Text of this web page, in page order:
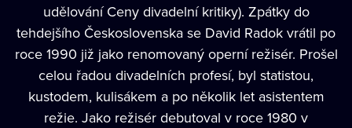
udělování Ceny divadelní kritiky). Zpátky do
tehdejšího Československa se David Radok vrátil po
roce 1990 již jako renomovaný operní režisér. Prošel
celou řadou divadelních profesí, byl statistou,
kustodem, kulisákem a po několik let asistentem
režie. Jako režisér debutoval v roce 1980 v